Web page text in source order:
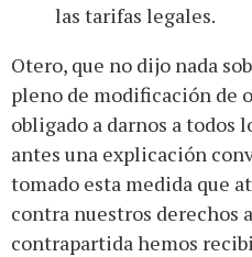
las tarifas legales.
Otero, que no dijo nada
pleno de modificación de
obligado a darnos a todos
antes una explicación
tomado esta medida que
contra nuestros derechos
contrapartida hemos